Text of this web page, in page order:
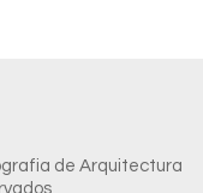
de Arquitectura